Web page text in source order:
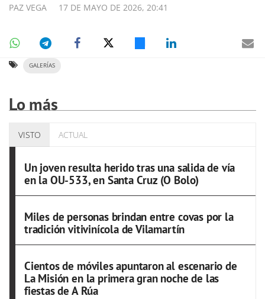
17 DE MAYO DE 2026, 20:41
PAZ VEGA
GALERÍAS
Lo más
VISTO ACTUAL
Un joven resulta herido tras una salida de vía
en la OU-533, en Santa Cruz (O Bolo)
Miles de personas brindan entre covas por la
tradición vitivinícola de Vilamartín
Cientos de móviles apuntaron al escenario de
La Misión en la primera gran noche de las
fiestas de A Rúa